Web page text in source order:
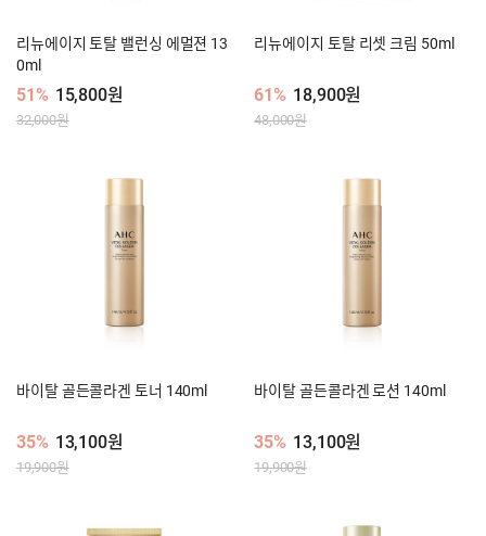
리뉴에이지 토탈 밸런싱 에멀젼 13
0ml
51% 15,800원
32,000원
리뉴에이지 토탈 리셋 크림 50ml
61% 18,900원
48,000원
바이탈 골든콜라겐 토너 140ml
35% 13,100원
19,900원
바이탈 골든콜라겐 로션 140ml
35% 13,100원
19,900원